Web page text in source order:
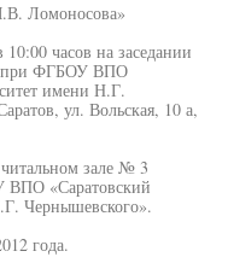
Ломоносова»
часов на заседании
при ФГБОУ ВПО
имени Н.Г.
ул. Вольская, 10 а,
зале № 3
ВПО «Саратовский
Чернышевского».
года.